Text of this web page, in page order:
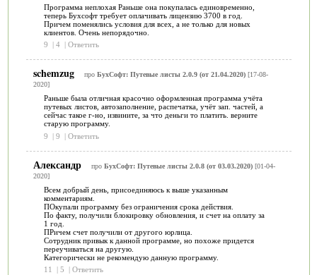
Программа неплохая Раньше она покупалась единовременно,
теперь Бухсофт требует оплачивать лицензию 3700 в год.
Причем поменялись условия для всех, а не только для новых
клиентов. Очень непорядочно.
9
| 4 | Ответить
schemzug про БухСофт: Путевые листы 2.0.9 (от 21.04.2020)[17-08-
2020]
Раньше была отличная красочно оформленная программа учёта
путевых листов, автозаполнение, распечатка, учёт зап. частей, а
сейчас такое г-но, извините, за что деньги то платить. верните
старую программу.
9
| 9 | Ответить
Александр про БухСофт: Путевые листы 2.0.8 (от 03.03.2020)[01-04-
2020]
Всем добрый день, присоединяюсь к выше указанным
комментариям.
ПОкупали программу без ограничения срока действия.
По факту, получили блокировку обновления, и счет на оплату за
1 год.
ПРичем счет получили от другого юрлица.
Сотрудник привык к данной программе, но похоже придется
переучиваться на другую.
Категорически не рекомендую данную программу.
11
| 5 | Ответить